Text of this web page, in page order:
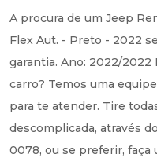
A procura de um Jeep
Flex Aut. - Preto - 2022
garantia. Ano: 2022/2022
carro? Temos uma
para te atender. Tire
descomplicada, através
0078, ou se preferir, faça